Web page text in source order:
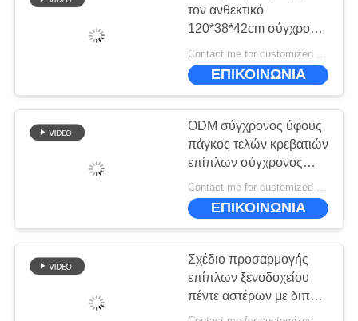
VR
ΣΧΕΤΙΚΆ
ΕΠΙΣΚΕΨΉ
ΕΡΓΟΣΤΑΣΊΟΥ
τον ανθεκτικό
120*38*42cm σύγχρονο
πάγκο κρεβατοκάμαρων
λεκέδων καθιστικών
Contact me for customized MOQ:10
ΕΠΙΚΟΙΝΩΝΙΑ
ODM σύγχρονος ύφους
πάγκος τελών κρεβατιών
επίπλων σύγχρονος
σύγχρονος Rustproof
Contact me for customized MOQ:10
ΕΠΙΚΟΙΝΩΝΙΑ
Σχέδιο προσαρμογής
επίπλων ξενοδοχείου
πέντε αστέρων με διπλό
δωμάτιο με ξεχωριστό